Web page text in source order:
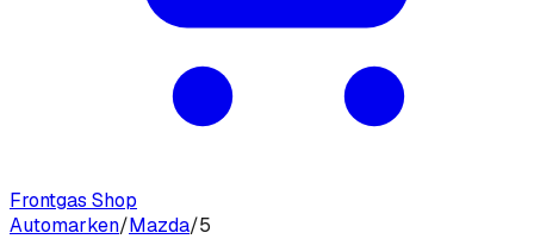
Frontgas Shop
Automarken/Mazda/5